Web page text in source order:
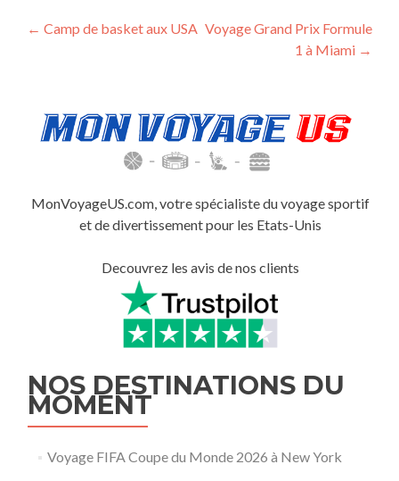
← Camp de basket aux USA Voyage Grand Prix Formule
1 à Miami →
MonVoyageUS.com, votre spécialiste du voyage sportif
et de divertissement pour les Etats-Unis
Decouvrez les avis de nos clients
NOS DESTINATIONS DU
MOMENT
Voyage FIFA Coupe du Monde 2026 à New York